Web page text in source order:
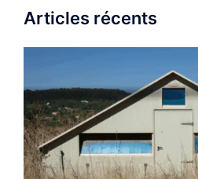
Articles récents